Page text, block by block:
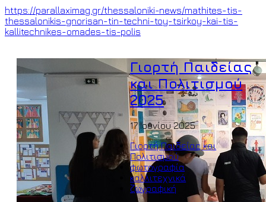
https://parallaximag.gr/thessaloniki-news/mathites-tis-
thessalonikis-gnorisan-tin-techni-toy-tsirkoy-kai-tis-
kallitechnikes-omades-tis-polis
Γιορτή Παιδείας
και Πολιτισμού
2025
17 Ιουνίου 2025
Γιορτή Παιδείας και
Πολιτισμού
φωτογραφία
καλλιτεχνικά
ζωγραφική